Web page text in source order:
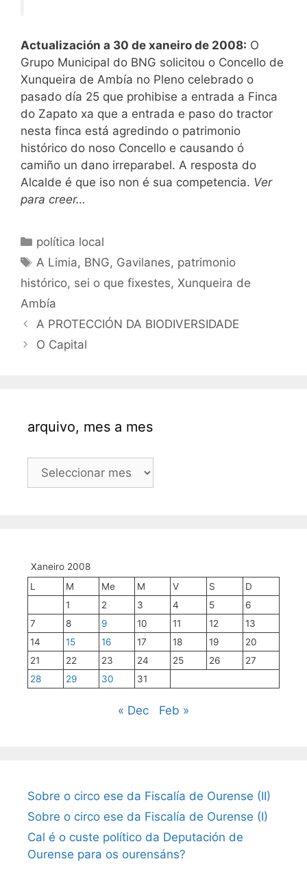
Actualización a 30 de xaneiro de 2008: O
Grupo Municipal do BNG solicitou o Concello de
Xunqueira de Ambía no Pleno celebrado o
pasado día 25 que prohibise a entrada a Finca
do Zapato xa que a entrada e paso do tractor
nesta finca está agredindo o patrimonio
histórico do noso Concello e causando ó
camiño un dano irreparabel. A resposta do
Alcalde é que iso non é sua competencia. Ver
para creer…
Categorías
política local
Etiquetas
A Limia, BNG, Gavilanes, patrimonio
histórico, sei o que fixestes, Xunqueira de
Ambía
A PROTECCIÓN DA BIODIVERSIDADE
O Capital
arquivo, mes a mes
arquivo,
mes
Xaneiro 2008
L
M Me M V S
D
1
2 3 4 5
6
7
8 9 10 11 12
13
14
15 16 17 18 19
20
21
22 23 24 25 26
27
28
29 30 31
« Dec Feb »
Sobre o circo ese da Fiscalía de Ourense (II)
Sobre o circo ese da Fiscalía de Ourense (I)
Cal é o custe político da Deputación de
Ourense para os ourensáns?